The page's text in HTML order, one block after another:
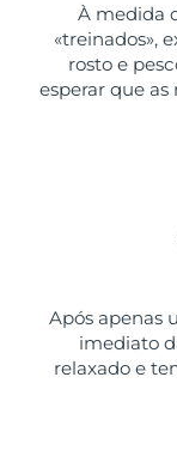
À medida
«treinados»,
rosto e
esperar que as
Após apenas
imediato
relaxado e